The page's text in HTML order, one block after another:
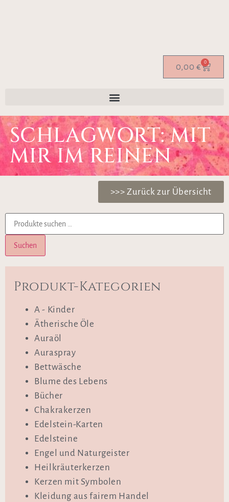
0,00 € 0
SCHLAGWORT: MIT
MIR IM REINEN
>>> Zurück zur Übersicht
Suchen
Produkt-Kategorien
A - Kinder
Ätherische Öle
Auraöl
Auraspray
Bettwäsche
Blume des Lebens
Bücher
Chakrakerzen
Edelstein-Karten
Edelsteine
Engel und Naturgeister
Heilkräuterkerzen
Kerzen mit Symbolen
Kleidung aus fairem Handel